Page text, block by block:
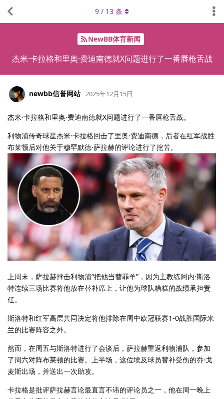
NewBB体育新闻
杰米·卡拉格和里奥·费迪南德就X问题进行了一番唇枪舌战
9 / 13 条
newbb信誉网站 2025年12月15日
杰米·卡拉格和里奥·费迪南德就X问题进行了一番唇枪舌战。
利物浦传奇球星杰米·卡拉格回击了里奥·费迪南德，后者在红军战胜
布莱顿后对他关于穆罕默德·萨拉赫的评论进行了挖苦。
上周末，萨拉赫抨击利物浦“把他当替罪羊”，因为主教练阿内·斯洛
特连续三场比赛将他放在替补席上，让他为球队糟糕的战绩承担责
任。
斯洛特和红军高层共同决定将他排除在周中欧冠联赛1-0战胜国际米
兰的比赛阵容之外。
然而，在周五与斯洛特进行了会谈后，萨拉赫重返利物浦队，参加
了周六对阵布莱顿的比赛。上半场，这位埃及球员替补受伤的乔·戈
麦斯出场，并送出一次助攻。
卡拉格是批评萨拉赫言论最直言不讳的评论员之一，他在周一晚上